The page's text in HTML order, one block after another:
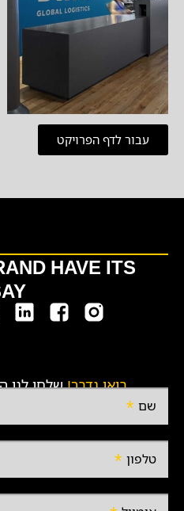
עבור לדף הפרויקט
HAVE ITS
בואו נדבר!שלחו לנו
שם
טלפון